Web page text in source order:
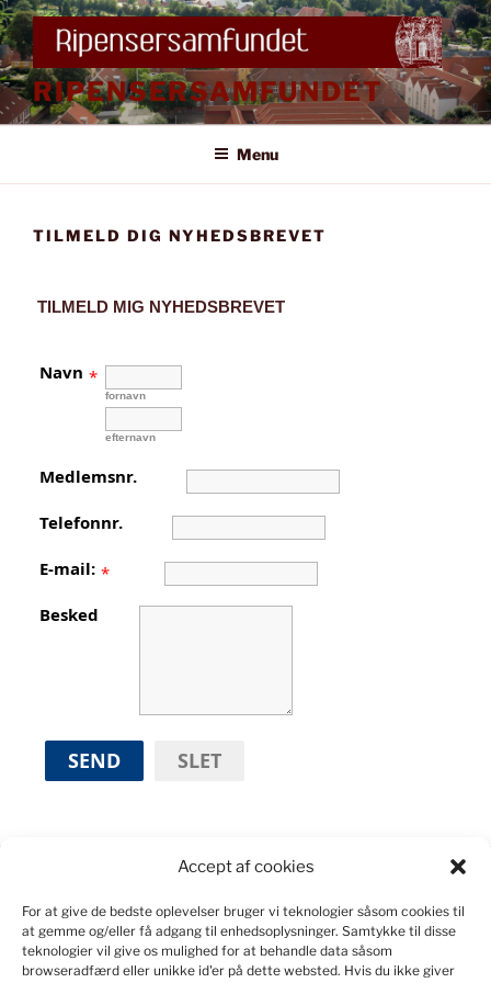
Accept af cookies
For at give de bedste oplevelser bruger vi teknologier såsom cookies til
at gemme og/eller få adgang til enhedsoplysninger. Samtykke til disse
teknologier vil give os mulighed for at behandle data såsom
browseradfærd eller unikke id'er på dette websted. Hvis du ikke giver
Videre
til
indhold
RIPENSERSAMFUNDET
Menu
TILMELD DIG NYHEDSBREVET
TILMELD MIG NYHEDSBREVET
Navn *
fornavn
efternavn
Medlemsnr.
Telefonnr.
E-mail: *
Besked
SEND SLET
KONSTRUERET I WORD PRESS
Kontaktwebmasterved spørgsmål om indlæg og